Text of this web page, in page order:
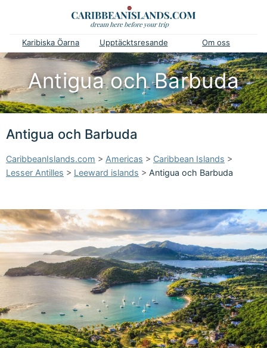
Karibiska Öarna Upptäcktsresande Om oss
Antigua och Barbuda
Antigua och Barbuda
CaribbeanIslands.com > Americas > Caribbean Islands >
Lesser Antilles > Leeward islands > Antigua och Barbuda